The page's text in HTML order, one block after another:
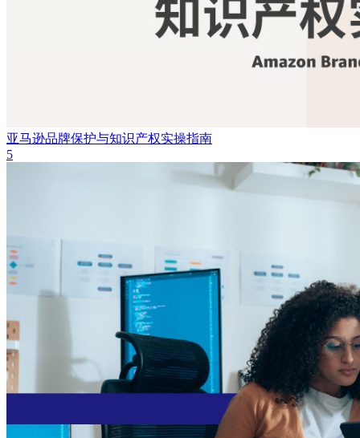
亚马逊品牌保护与知识产权实操指南
5